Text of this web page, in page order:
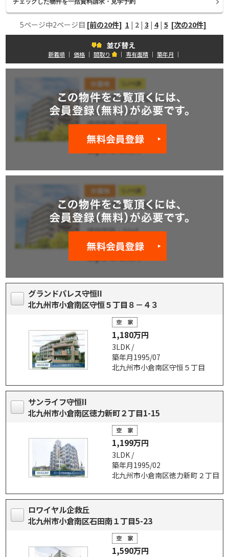
5ページ中2ページ目 [前の20件] 1 | 2| 3 | 4| 5 [次の20件]
並び替え
新着順 ｜ 価格 ｜ 間取り ｜ 専有面積 ｜ 築年月 ｜
グランドパレス守恒II
北九州市小倉南区守恒５丁目８－４３
1,180万円
3LDK /
築年月1995/07
北九州市小倉南区守恒５丁目
サンライフ守恒II
北九州市小倉南区徳力新町２丁目1-15
1,199万円
3LDK /
築年月1995/02
北九州市小倉南区徳力新町２丁目
ロワイヤル企救丘
北九州市小倉南区石田南１丁目5-23
1,590万円